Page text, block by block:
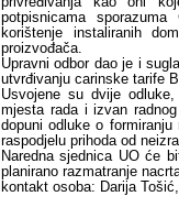
potpisnicama
korištenje instaliranih
proizvođača.
Upravni odbor dao je i
utvrđivanju carinske tarife
Usvojene su dvije
mjesta rada i izvan
dopuni odluke o
raspodjelu prihoda od
Naredna sjednica UO će
planirano razmatranje
kontakt osoba: Darija